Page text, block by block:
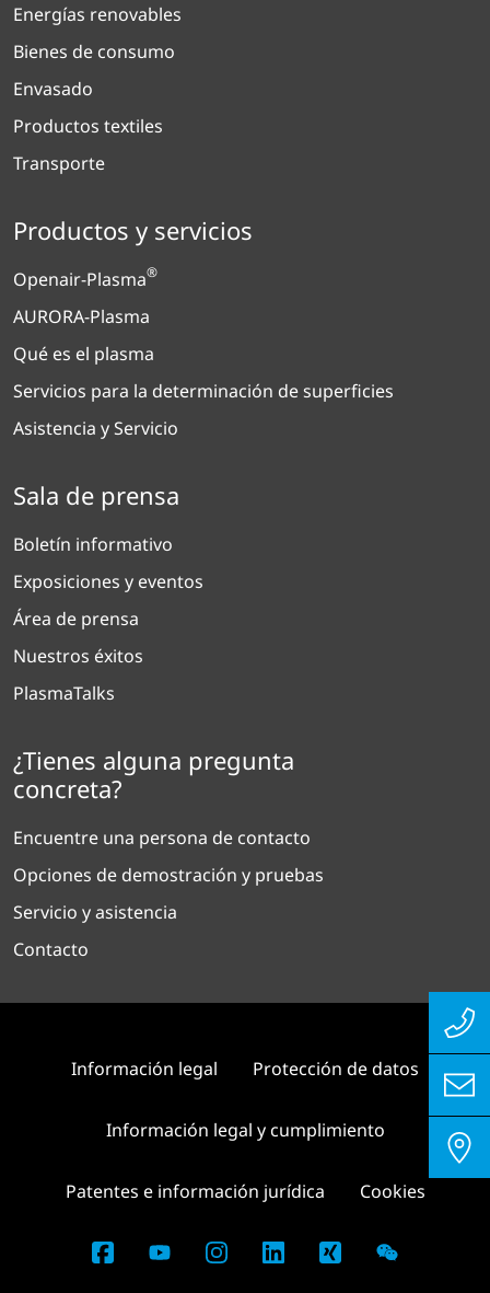
Energías renovables
Bienes de consumo
Envasado
Productos textiles
Transporte
Productos y servicios
Openair-Plasma®
AURORA-Plasma
Qué es el plasma
Servicios para la determinación de superficies
Asistencia y Servicio
Sala de prensa
Boletín informativo
Exposiciones y eventos
Área de prensa
Nuestros éxitos
PlasmaTalks
¿Tienes alguna pregunta
concreta?
Encuentre una persona de contacto
Opciones de demostración y pruebas
Servicio y asistencia
Contacto
Información legal Protección de datos
Información legal y cumplimiento
Patentes e información jurídica Cookies